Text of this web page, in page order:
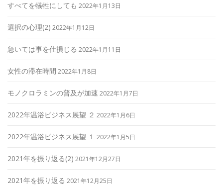
すべてを犠牲にしても 2022年1月13日
選択の心理(2) 2022年1月12日
急いては事を仕損じる 2022年1月11日
女性の滞在時間 2022年1月8日
モノクロラミンの普及が加速 2022年1月7日
2022年温浴ビジネス展望 ２ 2022年1月6日
2022年温浴ビジネス展望 １ 2022年1月5日
2021年を振り返る(2) 2021年12月27日
2021年を振り返る 2021年12月25日